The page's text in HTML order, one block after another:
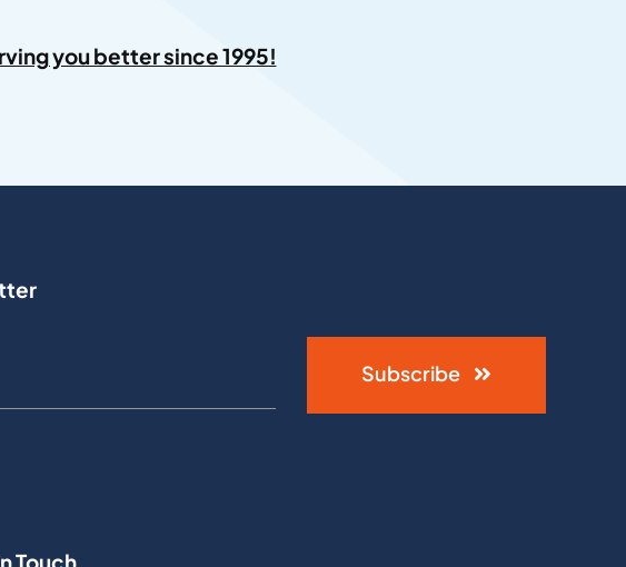
you better since 1995!
Subscribe
Touch